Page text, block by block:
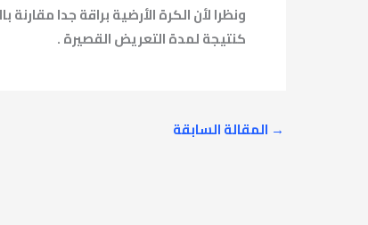
ونظرا لأن الكرة الأرضية براقة جدا
كنتيجة لمدة التعريض القصيرة .
→ المقالة السابقة